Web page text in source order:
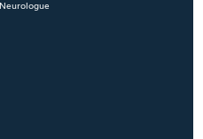
Neurologue